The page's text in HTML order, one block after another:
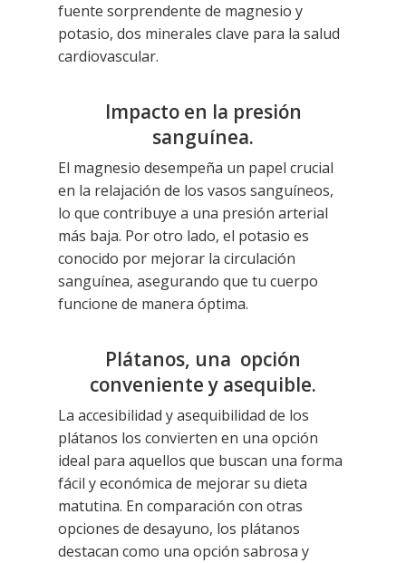
fuente sorprendente de magnesio y
potasio, dos minerales clave para la salud
cardiovascular.
Impacto en la presión
sanguínea.
El magnesio desempeña un papel crucial
en la relajación de los vasos sanguíneos,
lo que contribuye a una presión arterial
más baja. Por otro lado, el potasio es
conocido por mejorar la circulación
sanguínea, asegurando que tu cuerpo
funcione de manera óptima.
Plátanos, una opción
conveniente y asequible.
La accesibilidad y asequibilidad de los
plátanos los convierten en una opción
ideal para aquellos que buscan una forma
fácil y económica de mejorar su dieta
matutina. En comparación con otras
opciones de desayuno, los plátanos
destacan como una opción sabrosa y